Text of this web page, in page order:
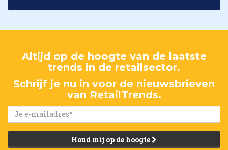
Altijd op de hoogte van de laatste
trends in de retailsector.
Schrijf je nu in voor de nieuwsbrieven
van RetailTrends.
Houd mij op de hoogte